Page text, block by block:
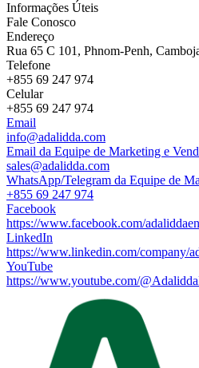
Informações Úteis
Fale Conosco
Endereço
Rua 65 C 101, Phnom-Penh,
Telefone
+855 69 247 974
Celular
+855 69 247 974
Email
info@adalidda.com
Email da Equipe de Marketing e
sales@adalidda.com
WhatsApp/Telegram da Equipe de
+855 69 247 974
Facebook
https://www.facebook.com/adaliddaen
LinkedIn
https://www.linkedin.com/company/
YouTube
https://www.youtube.com/